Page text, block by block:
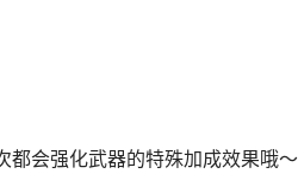
都会强化武器的特殊加成效果哦～